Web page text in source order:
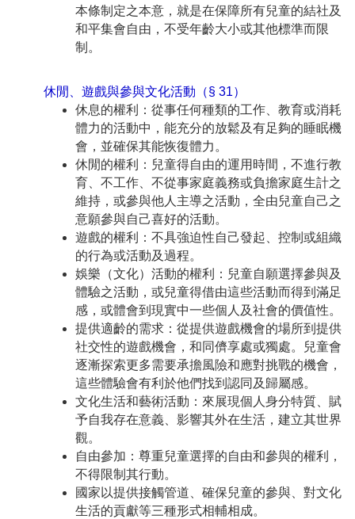
本條制定之本意，就是在保障所有兒童的結社及
和平集會自由，不受年齡大小或其他標準而限
制。
休閒、遊戲與參與文化活動（§ 31）
休息的權利：從事任何種類的工作、教育或消耗
體力的活動中，能充分的放鬆及有足夠的睡眠機
會，並確保其能恢復體力。
休閒的權利：兒童得自由的運用時間，不進行教
育、不工作、不從事家庭義務或負擔家庭生計之
維持，或參與他人主導之活動，全由兒童自己之
意願參與自己喜好的活動。
遊戲的權利：不具強迫性自己發起、控制或組織
的行為或活動及過程。
娛樂（文化）活動的權利：兒童自願選擇參與及
體驗之活動，或兒童得借由這些活動而得到滿足
感，或體會到現實中一些個人及社會的價值性。
提供適齡的需求：從提供遊戲機會的場所到提供
社交性的遊戲機會，和同儕享處或獨處。兒童會
逐漸探索更多需要承擔風險和應對挑戰的機會，
這些體驗會有利於他們找到認同及歸屬感。
文化生活和藝術活動：來展現個人身分特質、賦
予自我存在意義、影響其外在生活，建立其世界
觀。
自由參加：尊重兒童選擇的自由和參與的權利，
不得限制其行動。
國家以提供接觸管道、確保兒童的參與、對文化
生活的貢獻等三種形式相輔相成。